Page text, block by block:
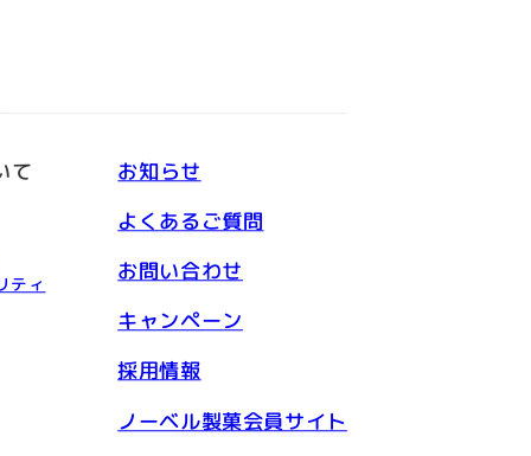
て
ティ
お知らせ
よくあるご質問
お問い合わせ
キャンペーン
採用情報
ノーベル製菓会員サイト